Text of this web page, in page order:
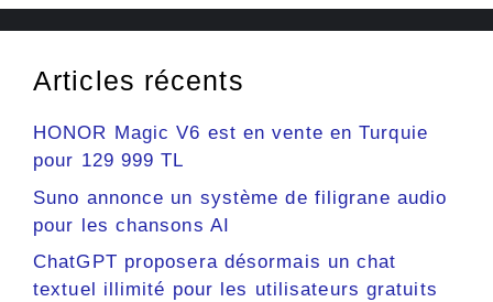
Articles récents
HONOR Magic V6 est en vente en Turquie
pour 129 999 TL
Suno annonce un système de filigrane audio
pour les chansons AI
ChatGPT proposera désormais un chat
textuel illimité pour les utilisateurs gratuits